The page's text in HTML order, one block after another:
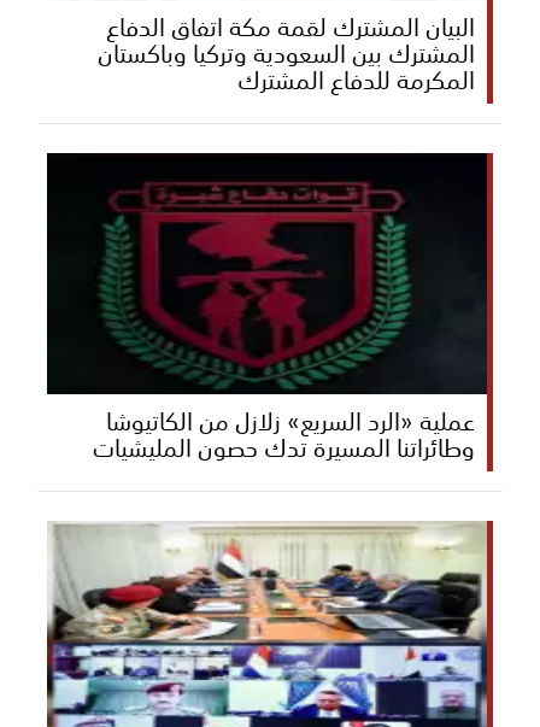
البيان المشترك لقمة مكة اتفاق الدفاع
المشترك بين السعودية وتركيا وباكستان
المكرمة للدفاع المشترك
عملية «الرد السريع» زلازل من الكاتيوشا
وطائراتنا المسيرة تدك حصون المليشيات